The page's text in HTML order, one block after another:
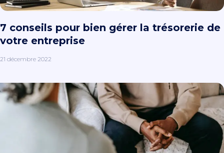
7 conseils pour bien gérer la trésorerie de
votre entreprise
21 décembre 2022